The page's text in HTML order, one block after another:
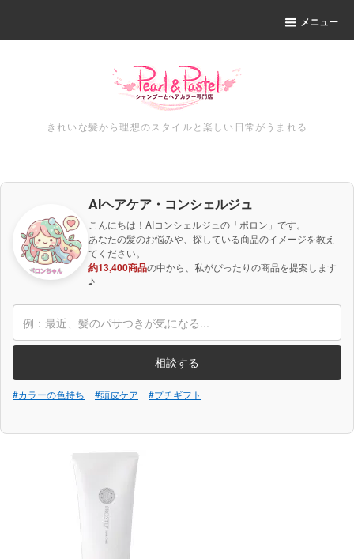
メニュー
きれいな髪から理想のスタイルと楽しい日常がうまれる
AIヘアケア・コンシェルジュ
こんにちは！AIコンシェルジュの「ポロン」です。
あなたの髪のお悩みや、探している商品のイメージを教え
てください。
約13,400商品の中から、私がぴったりの商品を提案します
♪
相談する
#カラーの色持ち #頭皮ケア #プチギフト